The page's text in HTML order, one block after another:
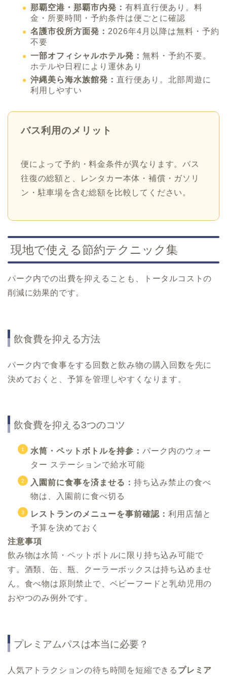
那覇空港・那覇市内発： 有料直行便あり。料
金・所要時間・予約条件は便ごとに確認
名護市役所方面発： 2026年4月以降は無料・予約
不要
一部オフィシャルホテル発： 無料・予約不要。
ホテルや日程により運休あり
沖縄美ら海水族館発： 直行便あり。北部周遊に
利用しやすい
バス利用のメリット
便によって予約・料金条件が異なります。バス
往復の総額と、レンタカー本体・補償・ガソリ
ン・駐車場を含む総額を比較してください。
現地で使える節約テクニック集
パーク内での出費を抑えることも、トータルコストの
削減に効果的です。
飲食費を抑える方法
パーク内で食事をする回数と飲み物の購入回数を先に
決めておくと、予算を管理しやすくなります。
飲食費を抑える3つのコツ
水筒・ペットボトルを持参： パーク内のウォー
ター ステーションで給水可能
入園前に食事を済ませる： 持ち込み禁止の食べ
物は、入園前に食べ切る
レストランのメニューを事前確認： 利用店舗と
予算を決めておく
注意事項
飲み物は水筒・ペットボトルに限り持ち込み可能で
す。酒類、缶、瓶、クーラーボックスは持ち込めませ
ん。食べ物は原則禁止で、ベビーフードと乳幼児用の
おやつのみ例外です。
プレミアムパスは本当に必要？
人気アトラクションの待ち時間を短縮できる プレミア